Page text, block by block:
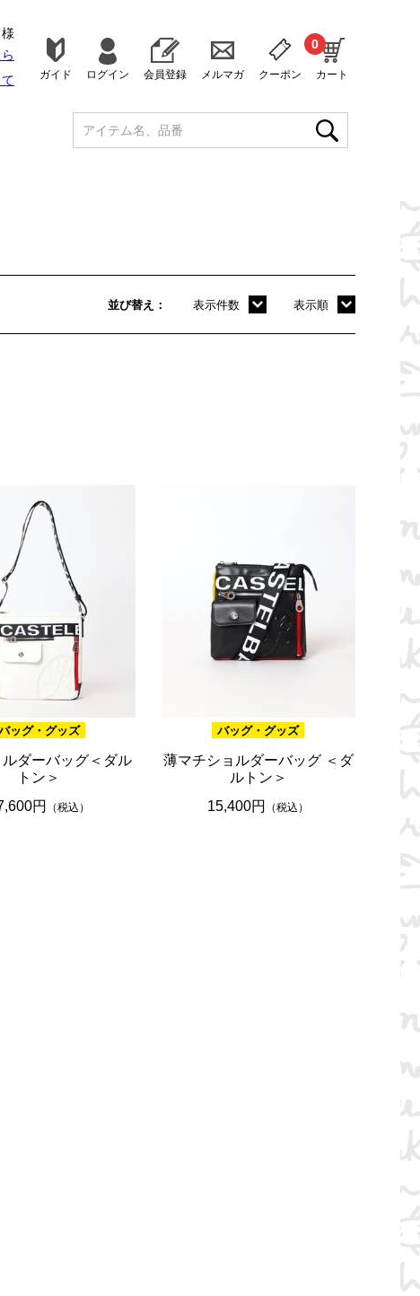
ガイド ログイン 会員登録 メルマガ クーポン カート
0
並び替え 表示件数 表示順
ッグ・グッズ
ダーバッグ＜ダル
トン＞
円
（税込）
バッグ・グッズ
薄マチショルダーバッグ ＜ダ
ルトン＞
15,400円
（税込）